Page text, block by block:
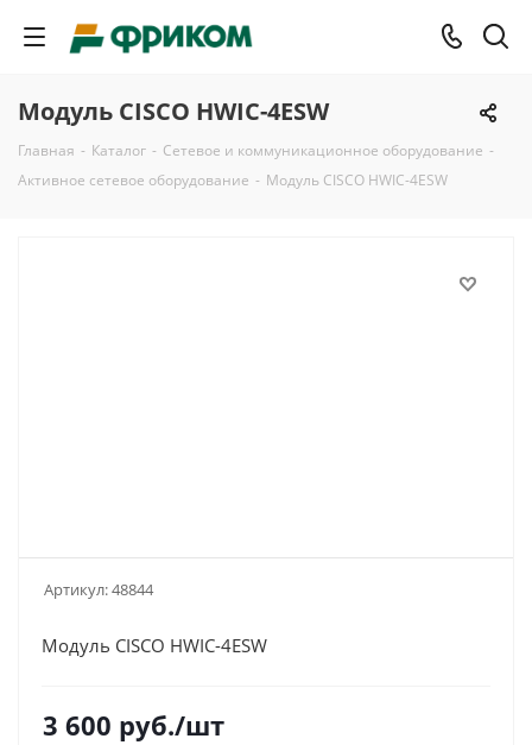
Модуль CISCO HWIC-4ESW
Главная - Каталог - Сетевое и коммуникационное оборудование -
Активное сетевое оборудование - Модуль CISCO HWIC-4ESW
Артикул:48844
Модуль CISCO HWIC-4ESW
3 600 руб./шт